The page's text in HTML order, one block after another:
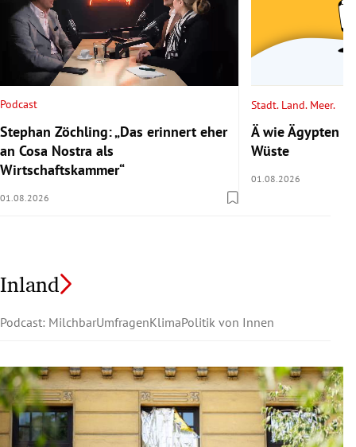
Podcast
Stephan Zöchling: „Das erinnert eher
an Cosa Nostra als
Wirtschaftskammer“
01.08.2026
Stadt. Land. Meer.
Ä wie Ägypten
Wüste
01.08.2026
Inland
Podcast: MilchbarUmfragenKlimaPolitik von Innen